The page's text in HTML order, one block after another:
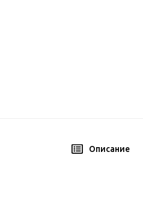
Описание